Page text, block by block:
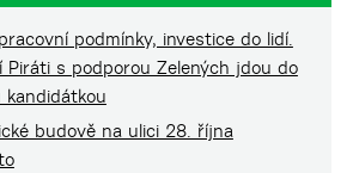
podmínky, investice do lidí.
Piráti s podporou Zelených jdou do
budově na ulici 28. října